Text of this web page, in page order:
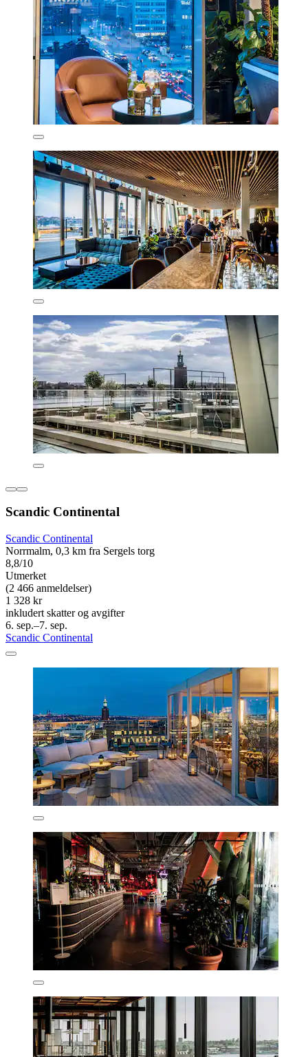
Scandic Continental
Scandic Continental
Norrmalm, 0,3 km fra Sergels torg
8,8/10
Utmerket
(2 466 anmeldelser)
1 328 kr
inkludert skatter og avgifter
6. sep.–7. sep.
Scandic Continental